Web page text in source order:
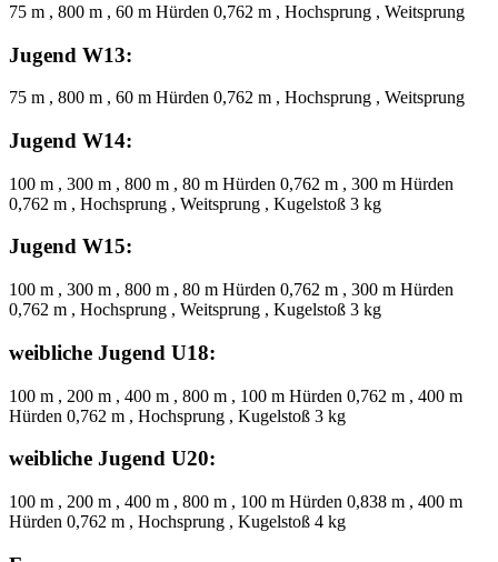
75 m , 800 m , 60 m Hürden 0,762 m , Hochsprung , Weitsprung
Jugend W13:
75 m , 800 m , 60 m Hürden 0,762 m , Hochsprung , Weitsprung
Jugend W14:
100 m , 300 m , 800 m , 80 m Hürden 0,762 m , 300 m Hürden
0,762 m , Hochsprung , Weitsprung , Kugelstoß 3 kg
Jugend W15:
100 m , 300 m , 800 m , 80 m Hürden 0,762 m , 300 m Hürden
0,762 m , Hochsprung , Weitsprung , Kugelstoß 3 kg
weibliche Jugend U18:
100 m , 200 m , 400 m , 800 m , 100 m Hürden 0,762 m , 400 m
Hürden 0,762 m , Hochsprung , Kugelstoß 3 kg
weibliche Jugend U20:
100 m , 200 m , 400 m , 800 m , 100 m Hürden 0,838 m , 400 m
Hürden 0,762 m , Hochsprung , Kugelstoß 4 kg